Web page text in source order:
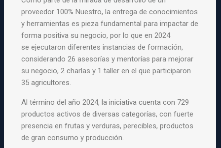
proveedor 100% Nuestro, laentrega de conocimientos
y herramientas es pieza fundamental paraimpactar de
forma positiva su negocio, por lo que en 2024
seejecutaron diferentes instancias de formación,
considerando 26asesorías y mentorías para mejorar
su negocio, 2 charlas y 1 taller enel que participaron
35 agricultores.
Al término del año 2024, la iniciativa cuenta con 729
productosactivos de diversas categorías, con fuerte
presencia en frutas yverduras, perecibles, productos
de gran consumo y producción.